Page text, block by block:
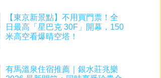
【東京新景點】不用買門票！全
日最高「星巴克 30F」開幕，150
米高空看爆晴空塔！
有馬溫泉住宿推薦｜銀水莊兆樂